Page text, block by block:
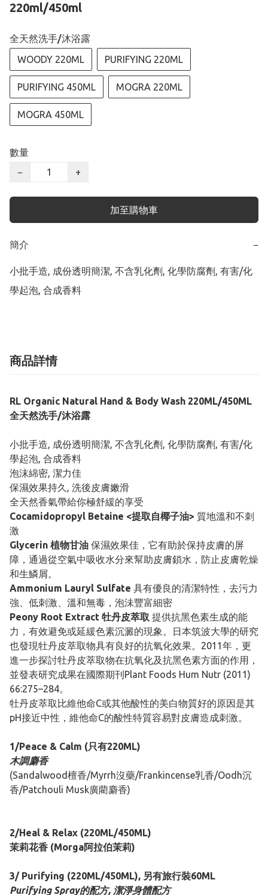
220ml/450ml
全天然洗手/沐浴露
WOODY 220ML
PURIFYING 220ML
PURIFYING 450ML MOGRA 220ML
MOGRA 450ML
數量
−
+
加至購物車
簡介 −
小批手造, 成份透明簡潔, 不含乳化劑, 化學防腐劑, 有害/化
學起泡, 合成香料
商品詳情
RL Organic Natural Hand & Body Wash 220ML/450ML
全天然洗手/沐浴露
小批手造, 成份透明簡潔, 不含乳化劑, 化學防腐劑, 有害/化
學起泡, 合成香料
泡沫綿密, 潔力佳
保濕效果持久, 洗後皮膚嫩滑
全天然香氣帶給你極舒緩的享受
Cocamidopropyl Betaine <提取自椰子油> 質地溫和不刺
激
Glycerin 植物甘油 保濕效果佳，它有助於保持皮膚的屏
障，通過從空氣中吸收水分來幫助皮膚鎖水，防止皮膚乾燥
和生鱗屑。
Ammonium Lauryl Sulfate 具有優良的清潔特性，去污力
強、低刺激、溫和無毒，泡沬豐富細密
Peony Root Extract 牡丹皮萃取 提供抗黑色素生成的能
力，有效避免或延緩色素沉澱的現象。日本筑波大學的研究
也發現牡丹皮萃取物具有良好的抗氧化效果。2011年，更
進一步探討牡丹皮萃取物在抗氧化及抗黑色素方面的作用，
並發表研究成果在國際期刊Plant Foods Hum Nutr (2011)
66:275–284。
牡丹皮萃取比維他命C或其他酸性的美白物質好的原因是其
pH接近中性，維他命C的酸性特質容易對皮膚造成刺激。
1/Peace & Calm (只有220ML)
木調麝香
(Sandalwood檀香/Myrrh沒藥/Frankincense乳香/Oodh沉
香/Patchouli Musk廣藺麝香)
2/Heal & Relax (220ML/450ML)
茉莉花香 (Morga阿拉伯茉莉)
3/ Purifying (220ML/450ML), 另有旅行裝60ML
Purifying Spray的配方, 潔淨身體配方